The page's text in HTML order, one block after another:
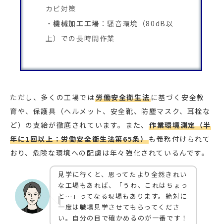
カビ対策
機械加工工場 ：騒音環境（80dB以
上）での長時間作業
ただし、多くの工場では労働安全衛生法に基づく安全教
育や、保護具（ヘルメット、安全靴、防塵マスク、耳栓な
ど）の支給が徹底されています。また、 作業環境測定（半
年に1回以上：労働安全衛生法第65条）も義務付けられて
おり、危険な環境への配慮は年々強化されているんです。
見学に行くと、思ってたより全然きれい
な工場もあれば、「うわ、これはちょっ
と…」ってなる現場もあります。絶対に
一度は職場見学させてもらってくださ
い。自分の目で確かめるのが一番です！